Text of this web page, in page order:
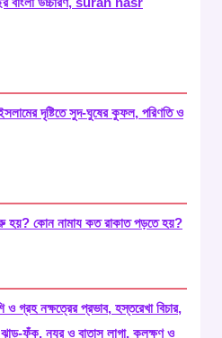
দৃষ্টিতে সুদ-ঘুষের কুফল, পরিণতি ও
হয়? কোন নামায কত রাকাত পড়তে হয়?
গ্রহ নক্ষত্রের প্রভাব, হস্তরেখা বিচার,
ফুঁক, নযর ও বাতাস লাগা, কুলক্ষণ ও